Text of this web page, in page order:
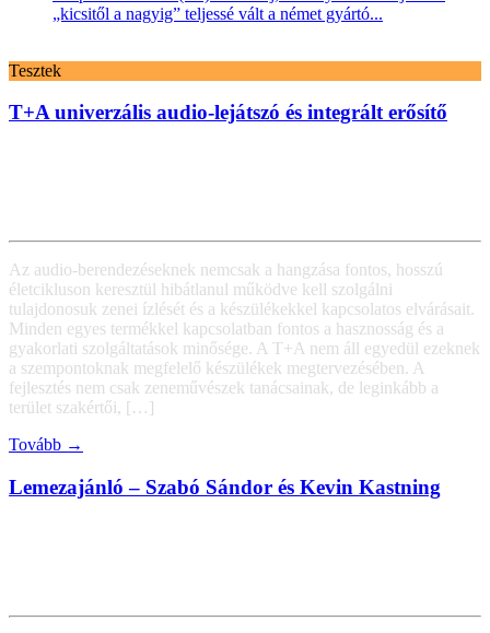
„kicsitől a nagyig” teljessé vált a német gyártó...
Tesztek
T+A univerzális audio-lejátszó és integrált erősítő
Az audio-berendezéseknek nemcsak a hangzása fontos, hosszú
életcikluson keresztül hibátlanul működve kell szolgálni
tulajdonosuk zenei ízlését és a készülékekkel kapcsolatos elvárásait.
Minden egyes termékkel kapcsolatban fontos a hasznosság és a
gyakorlati szolgáltatások minősége. A T+A nem áll egyedül ezeknek
a szempontoknak megfelelő készülékek megtervezésében. A
fejlesztés nem csak zeneművészek tanácsainak, de leginkább a
terület szakértői, […]
Tovább →
Lemezajánló – Szabó Sándor és Kevin Kastning